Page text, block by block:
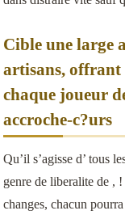
Cible une large
artisans, offrant
chaque joueur
accroche-c?urs
Qu’il s’agisse d’ tous
genre de liberalite de ,
changes, chacun